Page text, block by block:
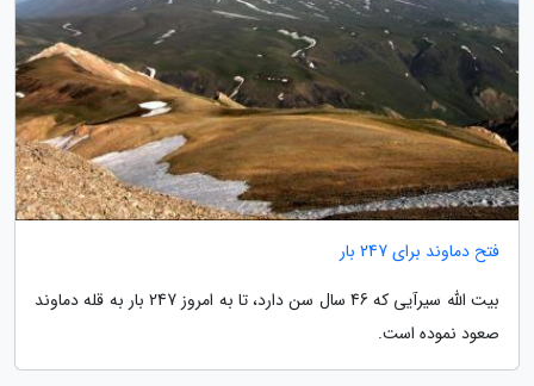
فتح دماوند برای 247 بار
بیت الله سیرآیی که 46 سال سن دارد، تا به امروز 247 بار به قله دماوند
صعود نموده است.